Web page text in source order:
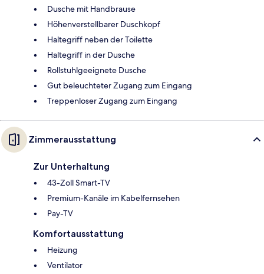
Dusche mit Handbrause
Höhenverstellbarer Duschkopf
Haltegriff neben der Toilette
Haltegriff in der Dusche
Rollstuhlgeeignete Dusche
Gut beleuchteter Zugang zum Eingang
Treppenloser Zugang zum Eingang
Zimmerausstattung
Zur Unterhaltung
43-Zoll Smart-TV
Premium-Kanäle im Kabelfernsehen
Pay-TV
Komfortausstattung
Heizung
Ventilator